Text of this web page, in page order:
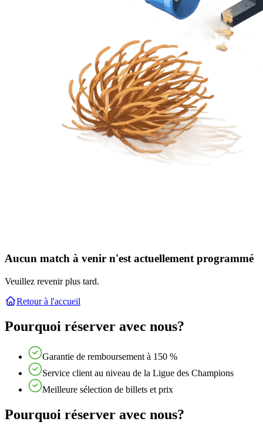
Aucun match à venir n'est actuellement programmé
Veuillez revenir plus tard.
Retour à l'accueil
Pourquoi réserver avec nous?
Garantie de remboursement à 150 %
Service client au niveau de la Ligue des Champions
Meilleure sélection de billets et prix
Pourquoi réserver avec nous?